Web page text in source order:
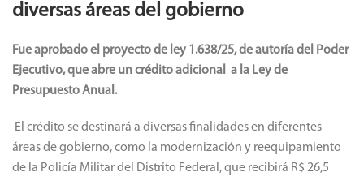
diversas áreas del gobierno
Fue aprobado el proyecto de ley 1.638/25, de autoría del Poder
Ejecutivo, que abre un crédito adicional a la Ley de
Presupuesto Anual.
El crédito se destinará a diversas finalidades en diferentes
áreas de gobierno, como la modernización y reequipamiento
de la Policía Militar del Distrito Federal, que recibirá R$ 26,5